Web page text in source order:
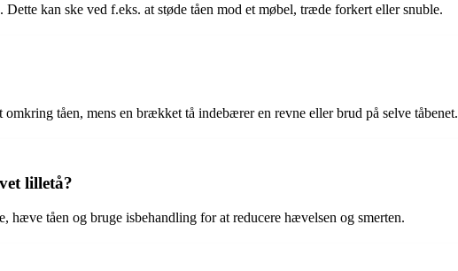
kan ske ved f.eks. at støde tåen mod et møbel, træde forkert eller snuble.
tåen, mens en brækket tå indebærer en revne eller brud på selve tåbenet.
lilletå?
hæve tåen og bruge isbehandling for at reducere hævelsen og smerten.